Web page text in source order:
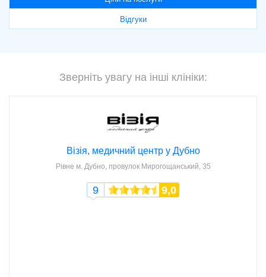
Відгуки
Зверніть увагу на інші клініки:
Візія, медичний центр у Дубно
Рівне м. Дубно, провулок Мирогощанський, 35
9 9,0